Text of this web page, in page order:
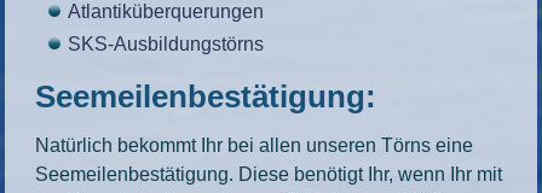
Atlantiküberquerungen
SKS-Ausbildungstörns
Seemeilenbestätigung:
Natürlich bekommt Ihr bei allen unseren Törns eine
Seemeilenbestätigung. Diese benötigt Ihr, wenn Ihr mit